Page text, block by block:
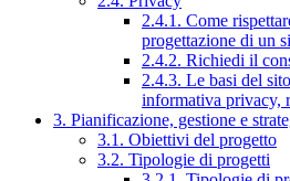
2.4.1. Come
progettazione di un
2.4.2. Richiedi il
2.4.3. Le basi del
informativa privacy,
3. Pianificazione, gestione e
3.1. Obiettivi del progetto
3.2. Tipologie di progetti